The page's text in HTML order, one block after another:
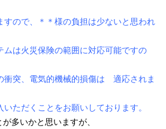
ので、＊＊様の負担は少ないと思われ
は火災保険の範囲に対応可能ですの
突、電気的機械的損傷は 適応されま
ただくことをお願いしております。
多いかと思いますが、